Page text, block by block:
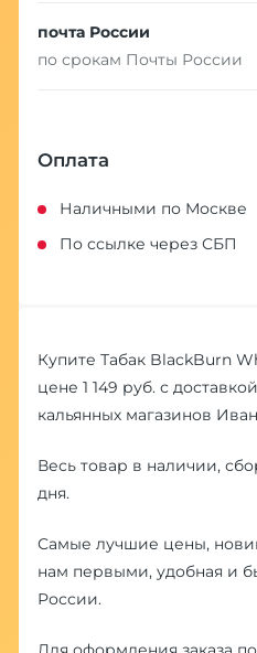
почта России
по срокам Почты России
Оплата
Наличными по Москве
По ссылке через СБП
Купите Табак BlackBurn
цене 1 149 руб. с
кальянных магазинов
Весь товар в наличии,
дня.
Самые лучшие цены,
нам первыми, удобная и
России.